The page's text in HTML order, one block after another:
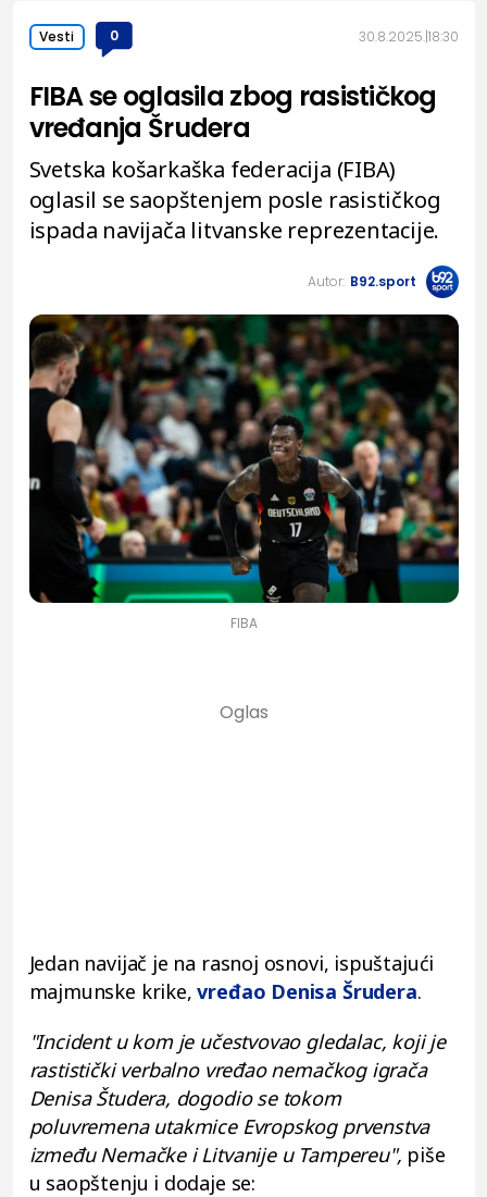
Vesti 0 30.8.2025. 18:30
FIBA se oglasila zbog rasističkog
vređanja Šrudera
Svetska košarkaška federacija (FIBA)
oglasil se saopštenjem posle rasističkog
ispada navijača litvanske reprezentacije.
Autor: B92.sport
FIBA
Jedan navijač je na rasnoj osnovi, ispuštajući
majmunske krike,vređao Denisa Šrudera.
"Incident u kom je učestvovao gledalac, koji je
rastistički verbalno vređao nemačkog igrača
Denisa Študera, dogodio se tokom
poluvremena utakmice Evropskog prvenstva
između Nemačke i Litvanije u Tampereu", piše
u saopštenju i dodaje se: